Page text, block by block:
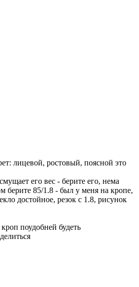
лицевой, ростовый, поясной это
его вес - берите его, нема
берите 85/1.8 - был у меня на кропе,
достойное, резок с 1.8, рисунок
поудобней будеть